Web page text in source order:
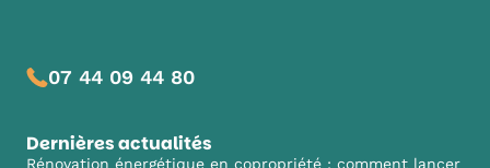
07 44 09 44 80
Dernières actualités
Rénovation énergétique en copropriété : comment lancer